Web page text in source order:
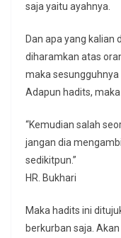
saja yaitu ayahnya.
Dan apa yang kalian
diharamkan atas
maka
“Kemudian salah
jangan dia
sedikitpun.”
HR. Bukhari
Maka hadits ini
berkurban saja.